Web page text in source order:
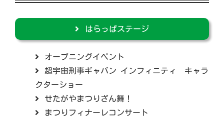
はらっぱステージ
オープニングイベント
超宇宙刑事ギャバン インフィニティ キャラ
クターショー
せたがやまつりざん舞！
まつりフィナーレコンサート